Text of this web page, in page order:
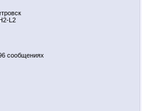
L2
сообщениях